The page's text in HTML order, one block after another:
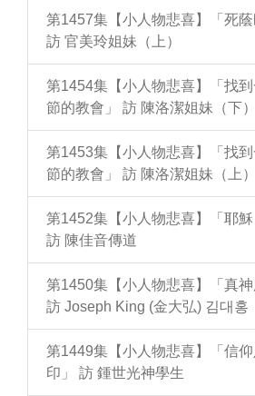
第1457集【小人物悲喜】「死蔭
訪 官美玲姐妹（上）
第1454集【小人物悲喜】「找
節的教會」 訪 陳洛潔姐妹（下）
第1453集【小人物悲喜】「找
節的教會」 訪 陳洛潔姐妹（上）
第1452集【小人物悲喜】「耶穌
訪 陳佳音傳道
第1450集【小人物悲喜】「真神
訪 Joseph King (金大弘) 김대홍
第1449集【小人物悲喜】「信
印」 訪 鍾世光神學生